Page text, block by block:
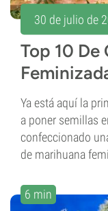
30 de julio de
Top 10 De
Ya está aquí la
a poner semillas
confeccionado
de marihuana
6 min